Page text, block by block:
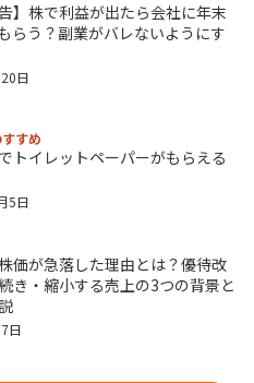
告】株で利益が出たら会社に年末
らう？副業がバレないようにす
日
すめ
トイレットペーパーがもらえる
5日
価が急落した理由とは？優待改
き・縮小する売上の3つの背景と
日